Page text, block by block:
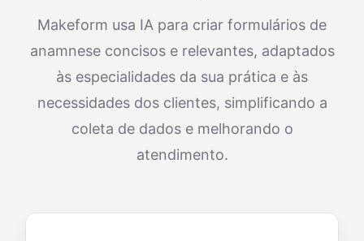
Makeform usa IA para criar formulários de
anamnese concisos e relevantes, adaptados
às especialidades da sua prática e às
necessidades dos clientes, simplificando a
coleta de dados e melhorando o
atendimento.